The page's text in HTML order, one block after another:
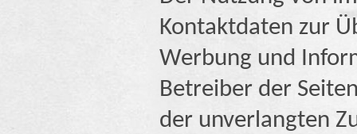
Kontaktdaten zur
Werbung und
Betreiber der
der unverlangten